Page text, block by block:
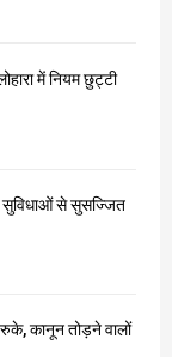
में नियम छुट्टी
सुविधाओं से सुसज्जित
रुके, कानून तोड़ने वालों